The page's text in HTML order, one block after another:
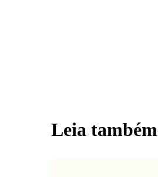
Leia também